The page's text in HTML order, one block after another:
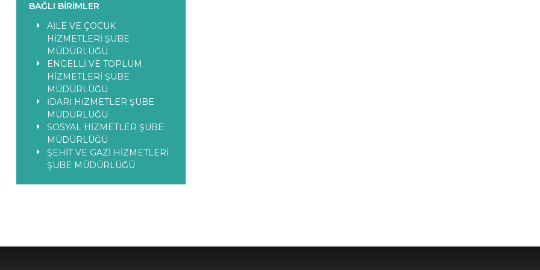
BAĞLI BIRIMLER
AİLE VE ÇOCUK
HİZMETLERİ ŞUBE
MÜDÜRLÜĞÜ
ENGELLİ VE TOPLUM
HİZMETLERİ ŞUBE
MÜDÜRLÜĞÜ
İDARİ HİZMETLER ŞUBE
MÜDÜRLÜĞÜ
SOSYAL HİZMETLER ŞUBE
MÜDÜRLÜĞÜ
ŞEHİT VE GAZİ HİZMETLERİ
ŞUBE MÜDÜRLÜĞÜ